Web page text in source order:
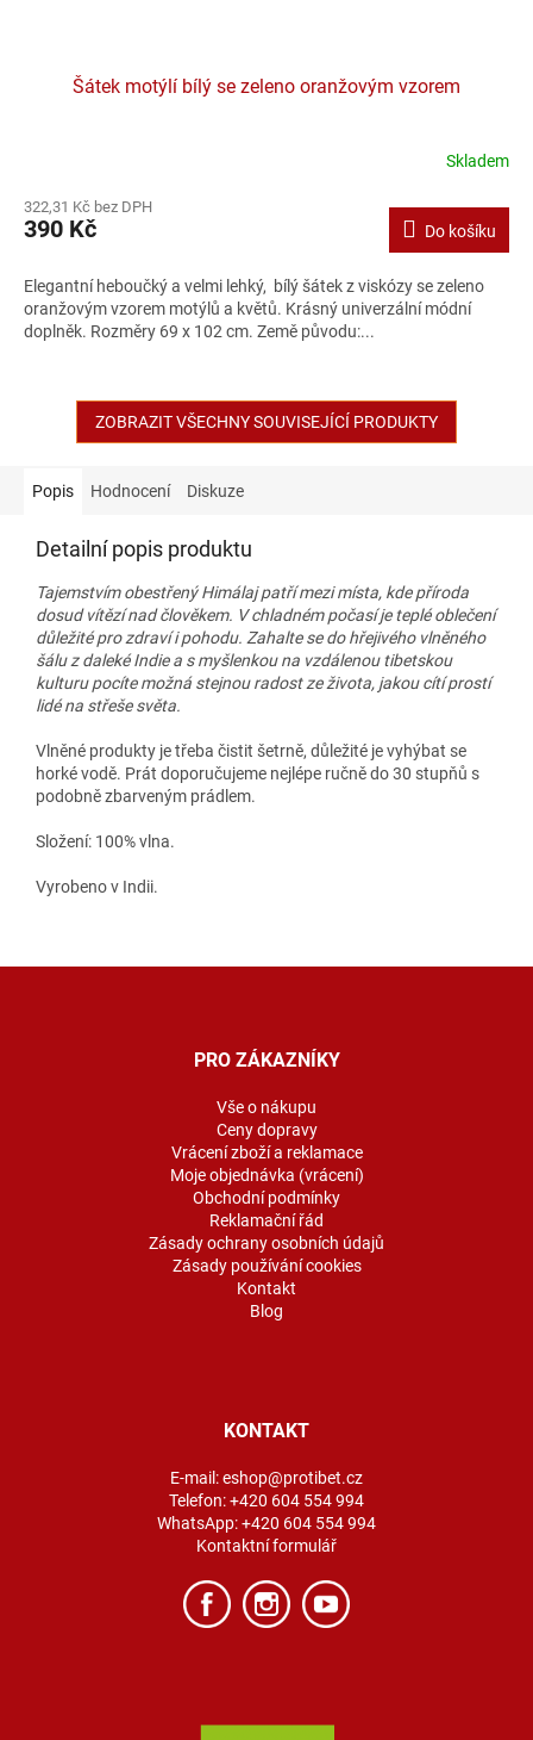
Šátek motýlí bílý se zeleno oranžovým vzorem
Skladem
322,31 Kč bez DPH
390 Kč Do košíku
Elegantní heboučký a velmi lehký, bílý šátek z viskózy se zeleno
oranžovým vzorem motýlů a květů. Krásný univerzální módní
doplněk. Rozměry 69 x 102 cm. Země původu:...
ZOBRAZIT VŠECHNY SOUVISEJÍCÍ PRODUKTY
Popis Hodnocení Diskuze
Detailní popis produktu
Tajemstvím obestřený Himálaj patří mezi místa, kde příroda
dosud vítězí nad člověkem. V chladném počasí je teplé oblečení
důležité pro zdraví i pohodu. Zahalte se do hřejivého vlněného
šálu z daleké Indie a s myšlenkou na vzdálenou tibetskou
kulturu pocíte možná stejnou radost ze života, jakou cítí prostí
lidé na střeše světa.
Vlněné produkty je třeba čistit šetrně, důležité je vyhýbat se
horké vodě. Prát doporučujeme nejlépe ručně do 30 stupňů s
podobně zbarveným prádlem.
Složení: 100% vlna.
Vyrobeno v Indii.
PRO ZÁKAZNÍKY
Vše o nákupu
Ceny dopravy
Vrácení zboží a reklamace
Moje objednávka (vrácení)
Obchodní podmínky
Reklamační řád
Zásady ochrany osobních údajů
Zásady používání cookies
Kontakt
Blog
KONTAKT
E-mail:eshop@protibet.cz
Telefon:+420 604 554 994
WhatsApp:+420 604 554 994
Kontaktní formulář